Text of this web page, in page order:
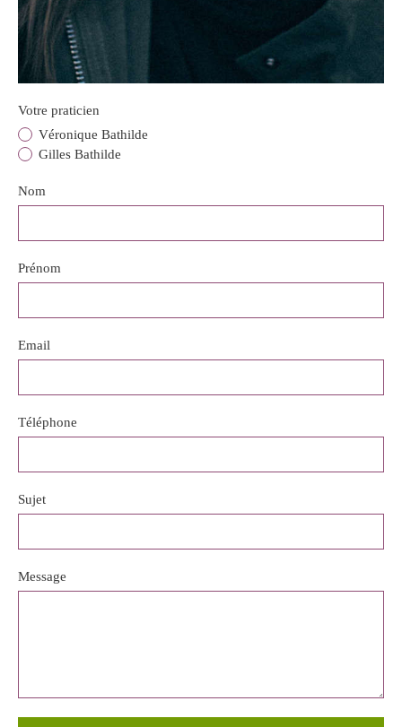
Votre praticien
Véronique Bathilde
Gilles Bathilde
Nom
Prénom
Email
Téléphone
Sujet
Message